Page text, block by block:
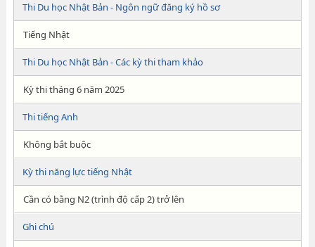
Thi Du học Nhật Bản - Ngôn ngữ đăng ký hồ sơ
Tiếng Nhật
Thi Du học Nhật Bản - Các kỳ thi tham khảo
Kỳ thi tháng 6 năm 2025
Thi tiếng Anh
Không bắt buộc
Kỳ thi năng lực tiếng Nhật
Cần có bằng N2 (trình độ cấp 2) trở lên
Ghi chú